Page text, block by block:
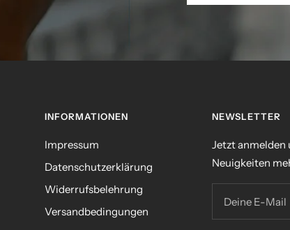
INFORMATIONEN
Impressum
Datenschutzerklärung
Widerrufsbelehrung
Versandbedingungen
NEWSLETTER
Jetzt anmelden
Neuigkeiten
Deine E-Mail